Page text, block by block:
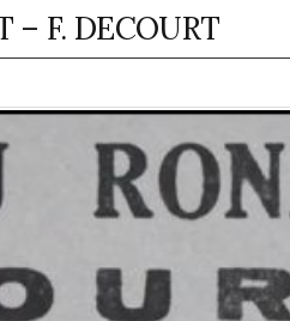
– F. DECOURT